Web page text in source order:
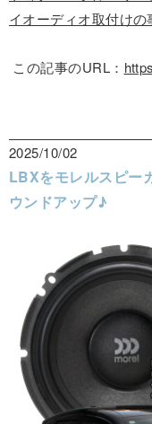
イオーディオ取付け
この記事のURL：
2025/10/02
LBXをモレルスピー
ウンドアップ♪